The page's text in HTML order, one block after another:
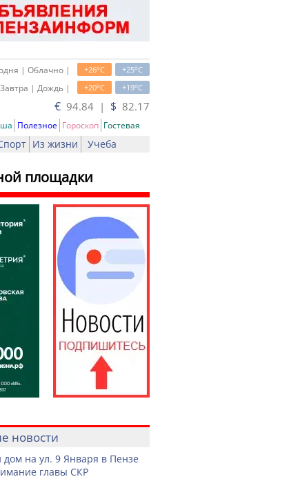
+25oC
+26oC
| Облачно |
+19oC
+20oC
Завтра | Дождь |
€ 94.84 | $ 82.17
Полезное Гороскоп Гостевая
Из жизни Учеба
площадки
новости
на ул. 9 Января в Пензе
главы СКР